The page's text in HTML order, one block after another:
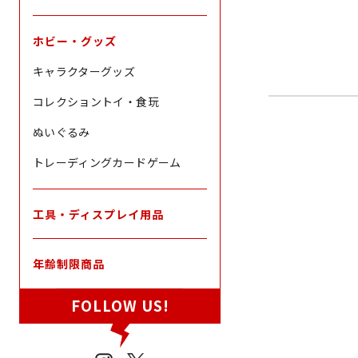
ホビー・グッズ
キャラクターグッズ
コレクショントイ・食玩
ぬいぐるみ
トレーディングカードゲーム
工具・ディスプレイ用品
年齢制限商品
FOLLOW US!